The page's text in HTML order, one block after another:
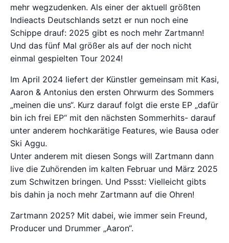
mehr wegzudenken. Als einer der aktuell größten
Indieacts Deutschlands setzt er nun noch eine
Schippe drauf: 2025 gibt es noch mehr Zartmann!
Und das fünf Mal größer als auf der noch nicht
einmal gespielten Tour 2024!
Im April 2024 liefert der Künstler gemeinsam mit Kasi,
Aaron & Antonius den ersten Ohrwurm des Sommers
„meinen die uns“. Kurz darauf folgt die erste EP „dafür
bin ich frei EP“ mit den nächsten Sommerhits- darauf
unter anderem hochkarätige Features, wie Bausa oder
Ski Aggu.
Unter anderem mit diesen Songs will Zartmann dann
live die Zuhörenden im kalten Februar und März 2025
zum Schwitzen bringen. Und Pssst: Vielleicht gibts
bis dahin ja noch mehr Zartmann auf die Ohren!
Zartmann 2025? Mit dabei, wie immer sein Freund,
Producer und Drummer „Aaron“.